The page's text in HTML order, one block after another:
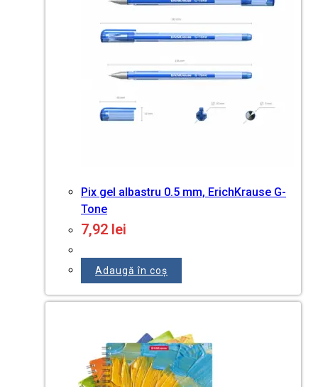
Pix gel albastru 0.5 mm, ErichKrause G-
Tone
7,92 lei
Adaugă în coș